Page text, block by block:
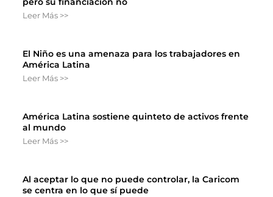
Leer Más >>
El Niño es una amenaza para los trabajadores en
América Latina
Leer Más >>
América Latina sostiene quinteto de activos frente
al mundo
Leer Más >>
Al aceptar lo que no puede controlar, la Caricom
se centra en lo que sí puede